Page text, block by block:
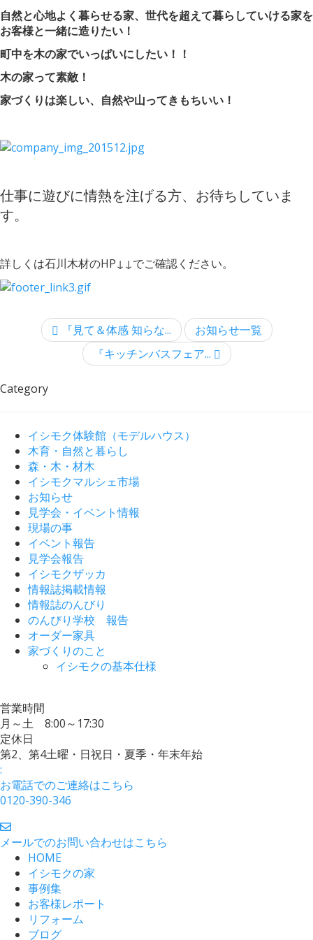
自然と心地よく暮らせる家、世代を超えて暮らしていける家を
お客様と一緒に造りたい！
町中を木の家でいっぱいにしたい！！
木の家って素敵！
家づくりは楽しい、自然や山ってきもちいい！
仕事に遊びに情熱を注げる方、お待ちしていま
す。
詳しくは石川木材のHP↓↓でご確認ください。
『見て＆体感 知らな...
お知らせ一覧
『キッチンバスフェア...
Category
イシモク体験館（モデルハウス）
木育・自然と暮らし
森・木・材木
イシモクマルシェ市場
お知らせ
見学会・イベント情報
現場の事
イベント報告
見学会報告
イシモクザッカ
情報誌掲載情報
情報誌のんびり
のんびり学校 報告
オーダー家具
家づくりのこと
イシモクの基本仕様
営業時間
月～土 8:00～17:30
定休日
第2、第4土曜・日祝日・夏季・年末年始
:
お電話でのご連絡はこちら
0120-390-346
メールでのお問い合わせはこちら
HOME
イシモクの家
事例集
お客様レポート
リフォーム
ブログ